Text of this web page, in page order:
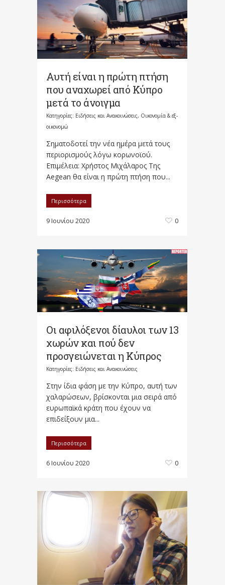
Αυτή είναι η πρώτη πτήση
που αναχωρεί από Κύπρο
μετά το άνοιγμα
Κατηγορίες: Ειδήσεις και Ανακοινώσεις, Οικονομία & εξ-
οικονομώ
Σηματοδοτεί την νέα ημέρα μετά τους
περιορισμούς λόγω κορωνοϊού.
Επιμέλεια: Χρήστος Μιχάλαρος Της
Aegean θα είναι η πρώτη πτήση που...
Περισσότερα
9 Ιουνίου 2020 0
Οι αφιλόξενοι δίαυλοι των 13
χωρών και πού δεν
προσγειώνεται η Κύπρος
Κατηγορίες: Ειδήσεις και Ανακοινώσεις
Στην ίδια φάση με την Κύπρο, αυτή των
χαλαρώσεων, βρίσκονται μια σειρά από
ευρωπαϊκά κράτη που έχουν να
επιδείξουν μια...
Περισσότερα
6 Ιουνίου 2020 0